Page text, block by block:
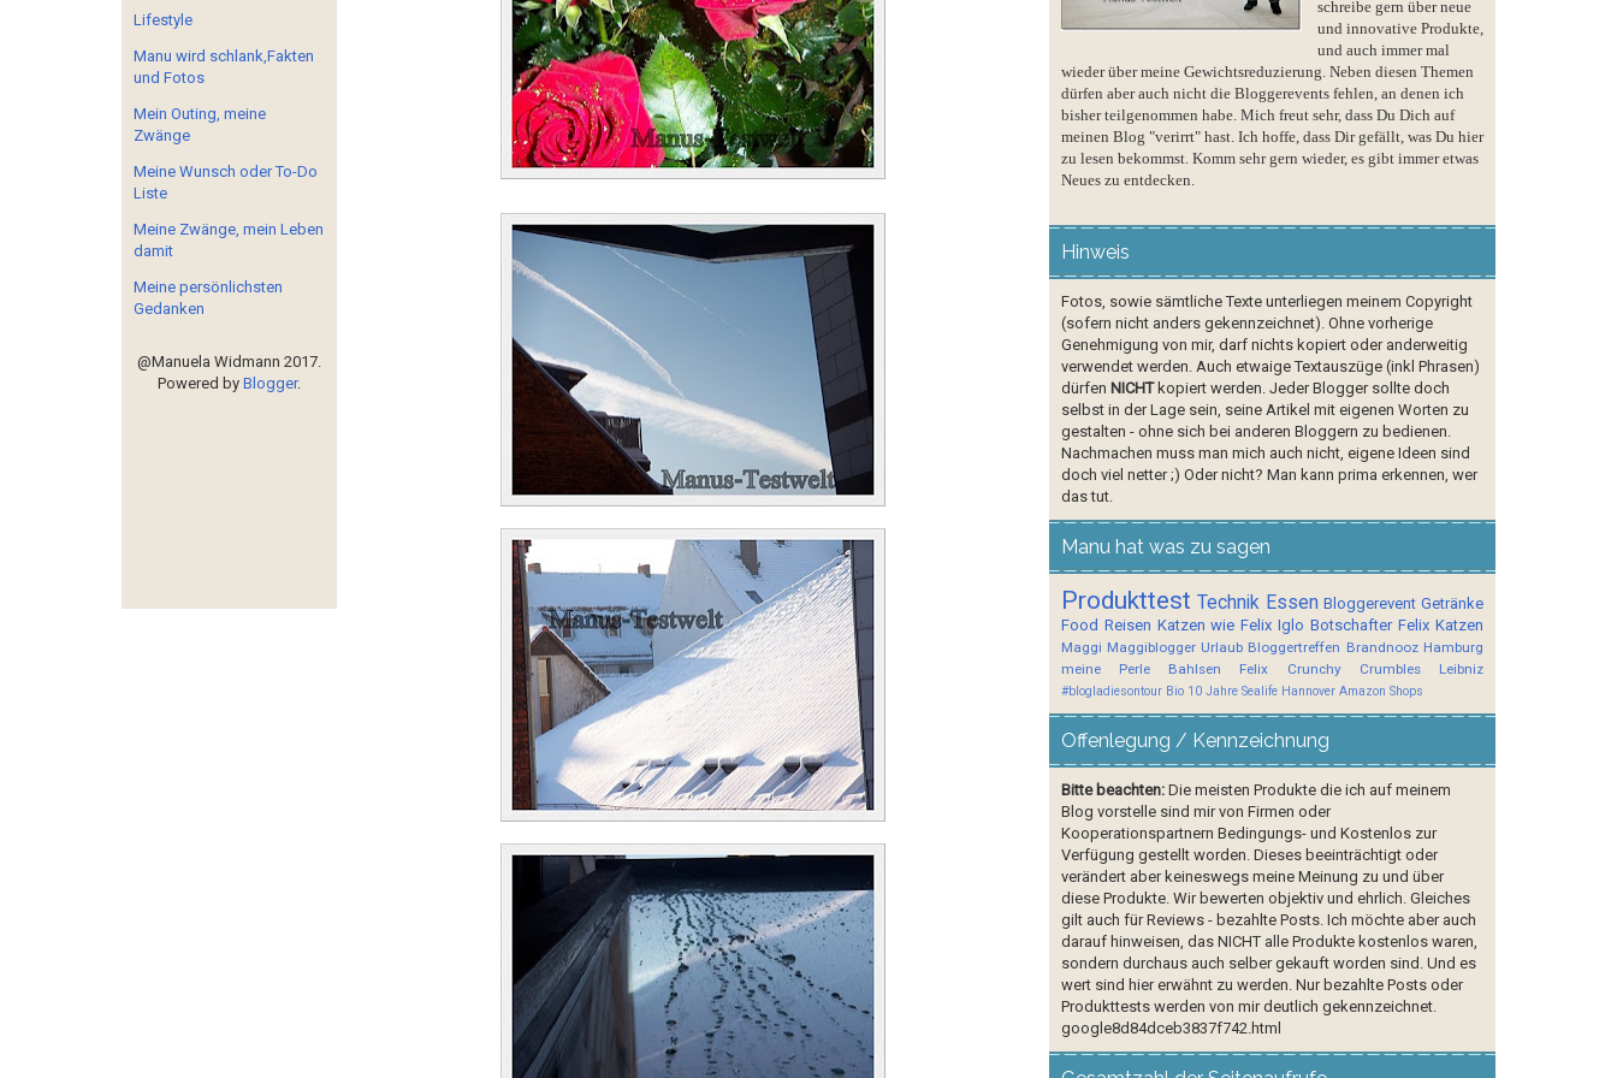
Lifestyle
Manu wird schlank,Fakten
und Fotos
Mein Outing, meine
Zwänge
Meine Wunsch oder To-Do
Liste
Meine Zwänge, mein Leben
damit
Meine persönlichsten
Gedanken
@Manuela Widmann 2017.
Powered by Blogger.
schreibe gern über neue
und innovative Produkte,
und auch immer mal
wieder über meine Gewichtsreduzierung. Neben diesen Themen
dürfen aber auch nicht die Bloggerevents fehlen, an denen ich
bisher teilgenommen habe. Mich freut sehr, dass Du Dich auf
meinen Blog "verirrt" hast. Ich hoffe, dass Dir gefällt, was Du hier
zu lesen bekommst. Komm sehr gern wieder, es gibt immer etwas
Neues zu entdecken.
Hinweis
Fotos, sowie sämtliche Texte unterliegen meinem Copyright
(sofern nicht anders gekennzeichnet). Ohne vorherige
Genehmigung von mir, darf nichts kopiert oder anderweitig
verwendet werden. Auch etwaige Textauszüge (inkl Phrasen)
dürfen NICHTkopiert werden. Jeder Blogger sollte doch
selbst in der Lage sein, seine Artikel mit eigenen Worten zu
gestalten - ohne sich bei anderen Bloggern zu bedienen.
Nachmachen muss man mich auch nicht, eigene Ideen sind
doch viel netter ;) Oder nicht? Man kann prima erkennen, wer
das tut.
Manu hat was zu sagen
Produkttest Technik Essen Bloggerevent Getränke
Food Reisen Katzen wie Felix Iglo Botschafter Felix Katzen
Maggi Maggiblogger Urlaub Bloggertreffen Brandnooz Hamburg
meine Perle
Bahlsen Felix Crunchy Crumbles Leibniz
#blogladiesontour Bio 10 Jahre Sealife Hannover Amazon Shops
Offenlegung / Kennzeichnung
Bitte beachten:Die meisten Produkte die ich auf meinem
Blog vorstelle sind mir von Firmen oder
Kooperationspartnern Bedingungs- und Kostenlos zur
Verfügung gestellt worden. Dieses beeinträchtigt oder
verändert aber keineswegs meine Meinung zu und über
diese Produkte. Wir bewerten objektiv und ehrlich. Gleiches
gilt auch für Reviews - bezahlte Posts. Ich möchte aber auch
darauf hinweisen, das NICHT alle Produkte kostenlos waren,
sondern durchaus auch selber gekauft worden sind. Und es
wert sind hier erwähnt zu werden. Nur bezahlte Posts oder
Produkttests werden von mir deutlich gekennzeichnet.
google8d84dceb3837f742.html